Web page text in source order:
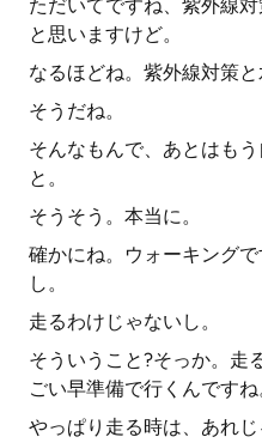
ただいてですね、紫外線
と思いますけど。
なるほどね。紫外線対策と
そうだね。
そんなもんで、あとはも
と。
そうそう。本当に。
確かにね。ウォーキング
し。
走るわけじゃないし。
そういうこと?そっか。走
ごい早準備で行くんですね
やっぱり走る時は、あれ